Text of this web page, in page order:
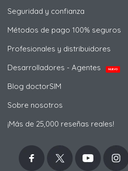
Seguridad y confianza
Métodos de pago 100% seguros
Profesionales y distribuidores
Desarrolladores - Agentes
NUEVO
Blog doctorSIM
Sobre nosotros
¡Más de 25,000 reseñas reales!